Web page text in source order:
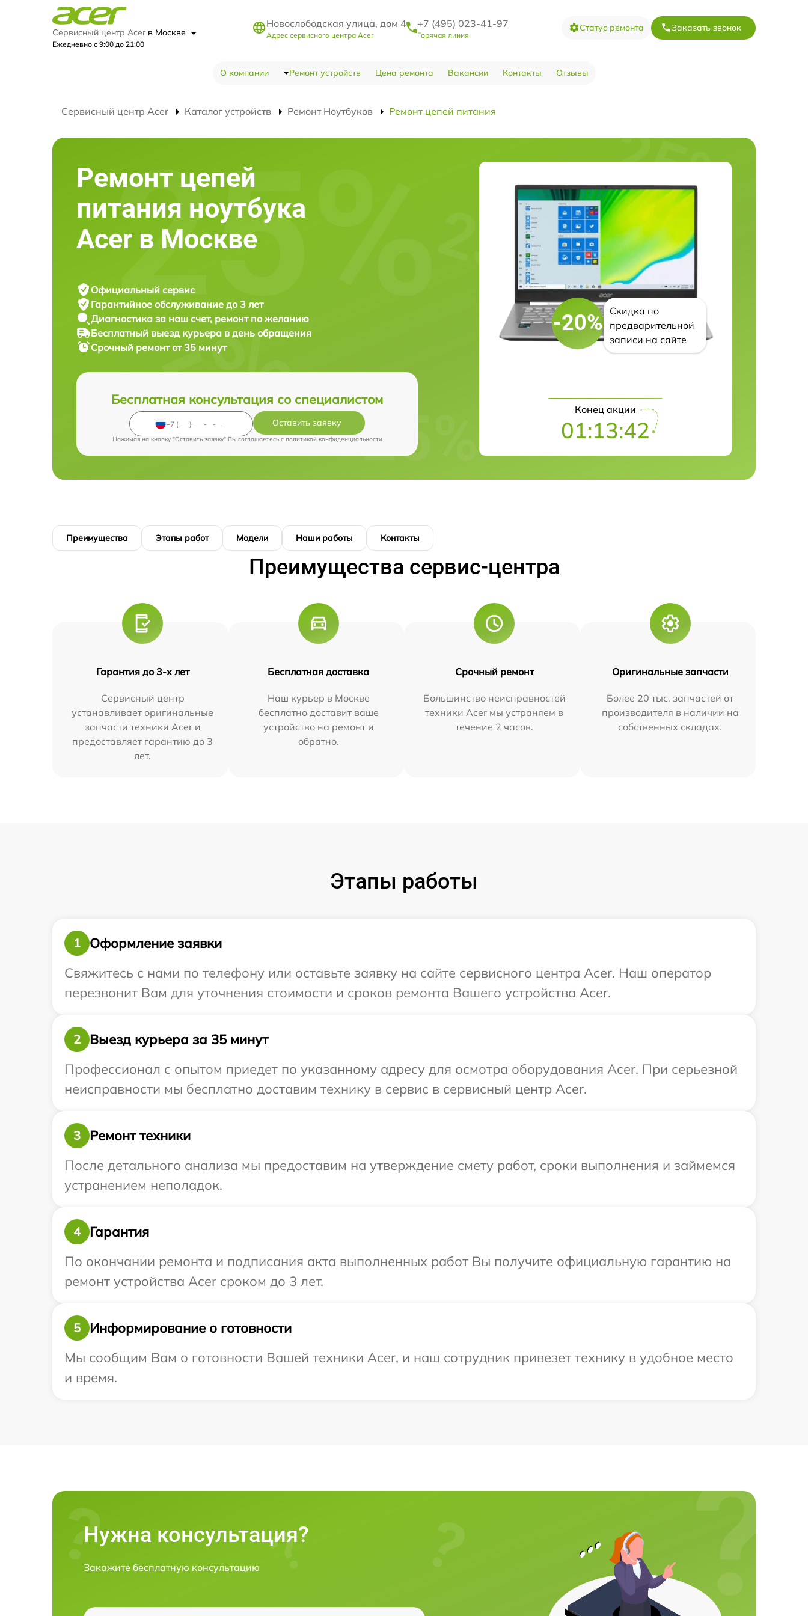
Сервисный центр Acer в Москве
Ежедневно с 9:00 до 21:00
Новослободская улица, дом 4
Адрес сервисного центра Acer
+7 (495) 023-41-97
Горячая линия
Статус ремонта Заказать звонок
О компании Ремонт устройств Цена ремонта Вакансии Контакты Отзывы
Сервисный центр Acer Каталог устройств Ремонт Ноутбуков Ремонт цепей питания
Ремонт цепей
питания ноутбука
Acer в Москве
Официальный сервис
Гарантийное обслуживание до 3 лет
Диагностика за наш счет, ремонт по желанию
Бесплатный выезд курьера в день обращения
Срочный ремонтот 35 минут
Бесплатная консультация со специалистом
Оставить заявку
Нажимая на кнопку "Оставить заявку" Вы соглашаетесь c политикой конфиденциальности
-20%
Скидка по
предварительной
записи на сайте
Конец акции
01:13:41
Преимущества Этапы работ Модели Наши работы Контакты
Преимущества сервис-центра
Гарантия до 3-х лет
Сервисный центр
устанавливает оригинальные
запчасти техники Acer и
предоставляет гарантию до 3
лет.
Бесплатная доставка
Наш курьер в Москве
бесплатно доставит ваше
устройство на ремонт и
обратно.
Срочный ремонт
Большинство неисправностей
техники Acer мы устраняем в
течение 2 часов.
Оригинальные запчасти
Более 20 тыс. запчастей от
производителя в наличии на
собственных складах.
Этапы работы
1
Оформление заявки
Свяжитесь с нами по телефону или оставьте заявку на сайте сервисного центра Acer. Наш оператор
перезвонит Вам для уточнения стоимости и сроков ремонта Вашего устройства Acer.
2
Выезд курьера за 35 минут
Профессионал с опытом приедет по указанному адресу для осмотра оборудования Acer. При серьезной
неисправности мы бесплатно доставим технику в сервис в сервисный центр Acer.
3
Ремонт техники
После детального анализа мы предоставим на утверждение смету работ, сроки выполнения и займемся
устранением неполадок.
4
Гарантия
По окончании ремонта и подписания акта выполненных работ Вы получите официальную гарантию на
ремонт устройства Acer сроком до 3 лет.
5
Информирование о готовности
Мы сообщим Вам о готовности Вашей техники Acer, и наш сотрудник привезет технику в удобное место
и время.
Нужна консультация?
Закажите бесплатную консультацию